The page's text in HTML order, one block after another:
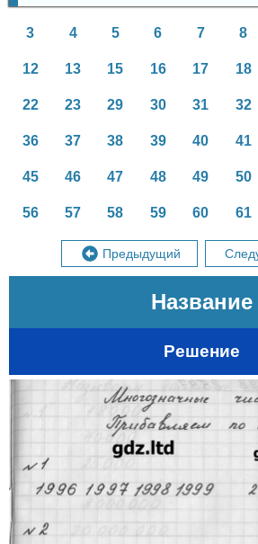
3 4 5 6 7 8
12 13 15 16 17 18
22 23 29 30 31 32
36 37 38 39 40 41
45 46 47 48 49 50
56 57 58 59 60 61
Предыдущий
Название
Решение